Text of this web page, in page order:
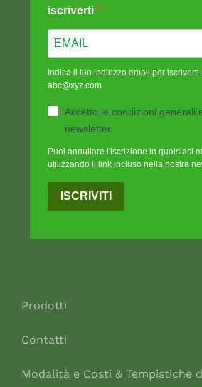
iscriverti
Indica il tuo indirizzo email per
abc@xyz.com
Accetto le condizioni generali
newsletter
Puoi annullare l'iscrizione in qualsiasi
utilizzando il link incluso nella nostra
ISCRIVITI
Prodotti
Contatti
Modalità e Costi & Tempistiche